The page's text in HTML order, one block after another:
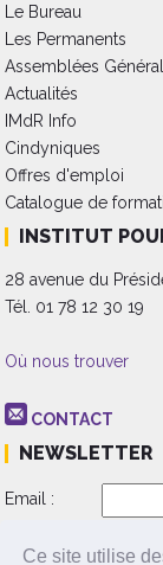
Ce site utilise
Le Bureau
Les Permanents
Assemblées
Actualités
IMdR Info
Cindyniques
Offres d'emploi
Catalogue de
INSTITUT
28 avenue du
Tél. 01 78 12 30 19
Où nous trouver
CONTACT
NEWSLETTER
Email :